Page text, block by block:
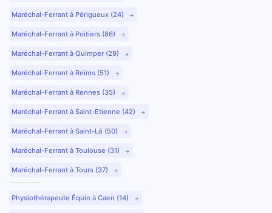
Maréchal-Ferrant à Périgueux (24)
Maréchal-Ferrant à Poitiers (86)
Maréchal-Ferrant à Quimper (29)
Maréchal-Ferrant à Reims (51)
Maréchal-Ferrant à Rennes (35)
Maréchal-Ferrant à Saint-Etienne (42)
Maréchal-Ferrant à Saint-Lô (50)
Maréchal-Ferrant à Toulouse (31)
Maréchal-Ferrant à Tours (37)
Physiothérapeute Équin à Caen (14)